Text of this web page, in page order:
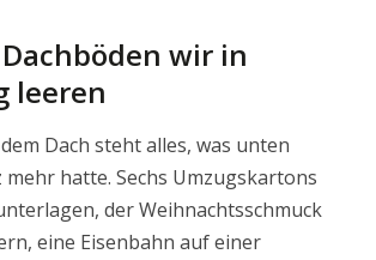
wir in
leeren
Dach steht alles, was unten
mehr hatte. Sechs Umzugskartons
der Weihnachtsschmuck
eine Eisenbahn auf einer